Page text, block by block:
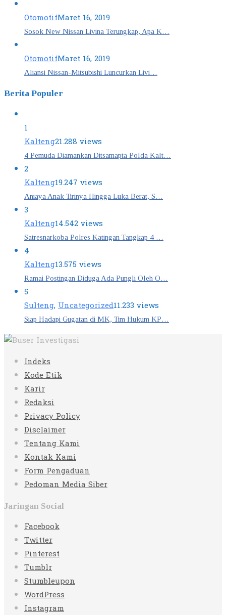
OtomotifMaret 16, 2019
Sosok New Nissan Livina Terungkap, Apa K…
OtomotifMaret 16, 2019
Aliansi Nissan-Mitsubishi Luncurkan Livi…
Berita Populer
1
Kalteng21.288 views
4 Pemuda Diamankan Ditsamapta Polda Kalt…
2
Kalteng19.247 views
Aniaya Anak Tirinya Hingga Luka Berat, S…
3
Kalteng14.542 views
Satresnarkoba Polres Katingan Tangkap 4 …
4
Kalteng13.575 views
Ramai Postingan Diduga Ada Pungli Oleh O…
5
Sulteng,Uncategorized11.233 views
Siap Hadapi Gugatan di MK, Tim Hukum KP…
Indeks
Kode Etik
Karir
Redaksi
Privacy Policy
Disclaimer
Tentang Kami
Kontak Kami
Form Pengaduan
Pedoman Media Siber
Jaringan Social
Facebook
Twitter
Pinterest
Tumblr
Stumbleupon
WordPress
Instagram